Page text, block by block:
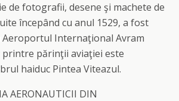
de fotografii, desene şi machete de
începând cu anul 1529, a fost
Internaţional Avram
printre părinţii aviaţiei este
haiduc Pintea Viteazul.
AERONAUTICII DIN